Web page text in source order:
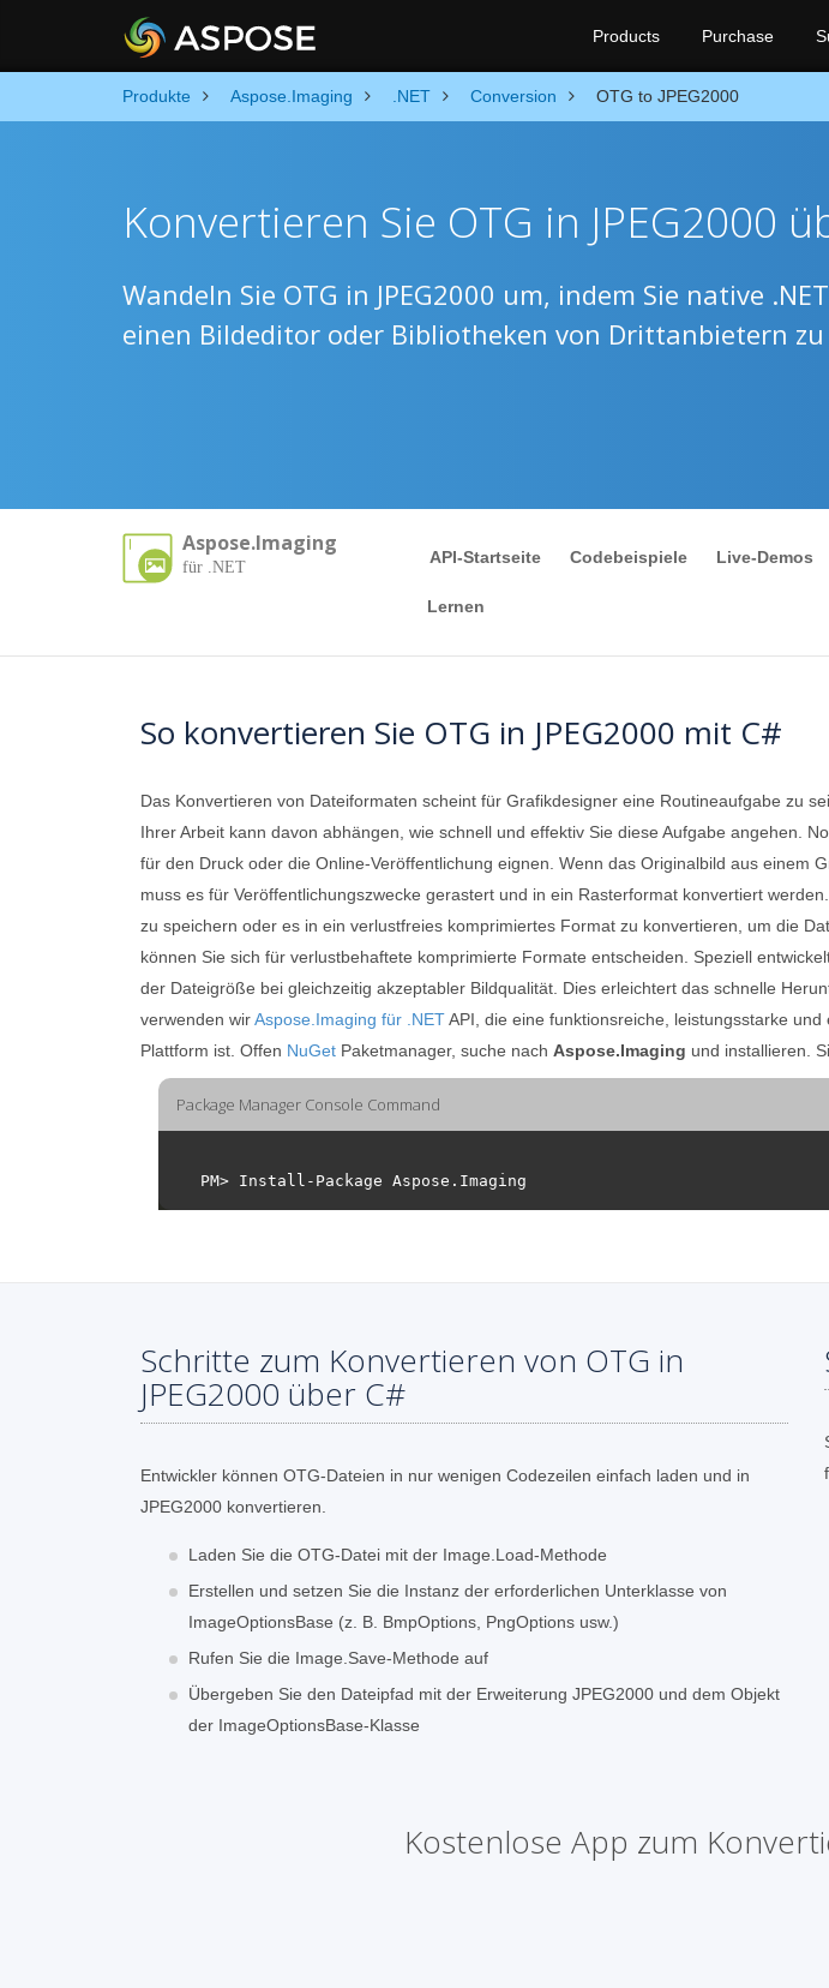
Products Purchase
Produkte Aspose.Imaging .NET Conversion OTG to JPEG2000
Konvertieren Sie OTG in JPEG2000
Wandeln Sie OTG in JPEG2000 um, indem Sie native
einen Bildeditor oder Bibliotheken von Drittanbietern
Aspose.Imaging
für .NET
API-Startseite Codebeispiele Live-Demos
Lernen
So konvertieren Sie OTG in JPEG2000 mit C#
Das Konvertieren von Dateiformaten scheint für Grafikdesigner eine Routineaufgabe zu
Ihrer Arbeit kann davon abhängen, wie schnell und effektiv Sie diese Aufgabe angehen.
für den Druck oder die Online-Veröffentlichung eignen. Wenn das Originalbild aus einem
muss es für Veröffentlichungszwecke gerastert und in ein Rasterformat konvertiert
zu speichern oder es in ein verlustfreies komprimiertes Format zu konvertieren, um die
können Sie sich für verlustbehaftete komprimierte Formate entscheiden. Speziell
der Dateigröße bei gleichzeitig akzeptabler Bildqualität. Dies erleichtert das schnelle
verwenden wirAspose.Imaging für .NETAPI, die eine funktionsreiche, leistungsstarke
Plattform ist. Offen NuGet Paketmanager, suche nach Aspose.Imaging und installieren.
Package Manager Console Command
Schritte zum Konvertieren von OTG in
JPEG2000 über C#
Entwickler können OTG-Dateien in nur wenigen Codezeilen einfach laden und in
JPEG2000 konvertieren.
Laden Sie die OTG-Datei mit der Image.Load-Methode
Erstellen und setzen Sie die Instanz der erforderlichen Unterklasse von
ImageOptionsBase (z. B. BmpOptions, PngOptions usw.)
Rufen Sie die Image.Save-Methode auf
Übergeben Sie den Dateipfad mit der Erweiterung JPEG2000 und dem Objekt
der ImageOptionsBase-Klasse
Kostenlose App zum